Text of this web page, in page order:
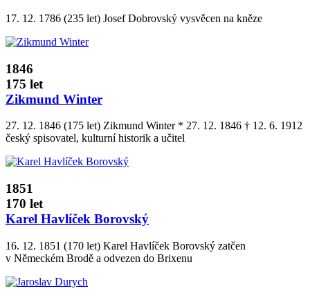
17. 12. 1786 (235 let) Josef Dobrovský vysvěcen na kněze
1846
175 let
Zikmund Winter
27. 12. 1846 (175 let) Zikmund Winter * 27. 12. 1846 † 12. 6. 1912
český spisovatel, kulturní historik a učitel
1851
170 let
Karel Havlíček Borovský
16. 12. 1851 (170 let) Karel Havlíček Borovský zatčen
v Německém Brodě a odvezen do Brixenu